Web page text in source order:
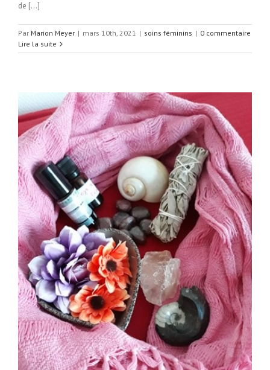
de [...]
Par Marion Meyer | mars 10th, 2021 | soins féminins | 0 commentaire
Lire la suite